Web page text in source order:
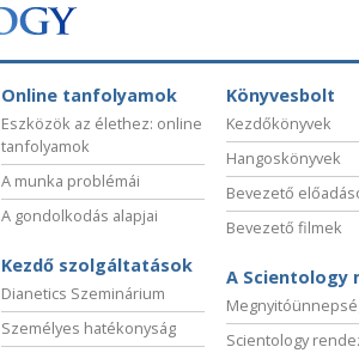
Online tanfolyamok
Eszközök az élethez: online
tanfolyamok
A munka problémái
A gondolkodás alapjai
Kezdő szolgáltatások
Dianetics Szeminárium
Személyes hatékonyság
Könyvesbolt
Kezdőkönyvek
Hangoskönyvek
Bevezető
Bevezető filmek
A Scientology
Scientology